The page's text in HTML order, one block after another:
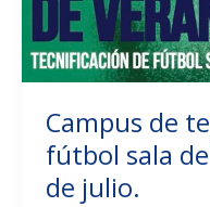
Campus de
fútbol sala
de julio.